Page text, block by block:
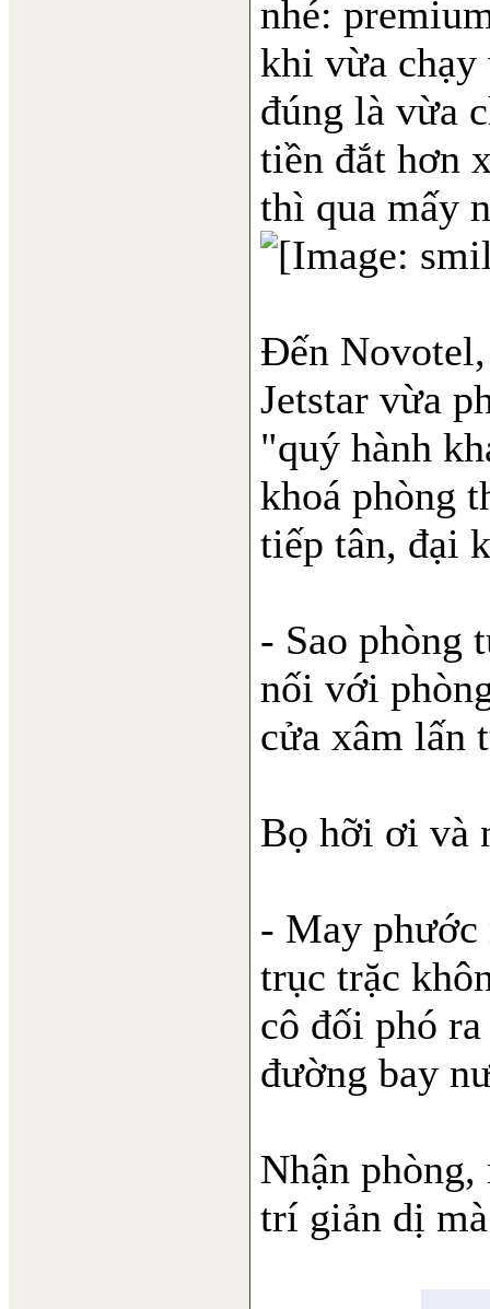
nhé:
khi vừa
đúng là vừa
tiền đắt hơn
thì qua mấy
Đến
Jetstar vừa
"quý hành
khoá phòng
tiếp tân, đại
- Sao phòng
nối với
cửa xâm lấn
Bọ hỡi ơi và
- May phước
trục trặc
cô đối phó
đường bay
Nhận
trí giản dị